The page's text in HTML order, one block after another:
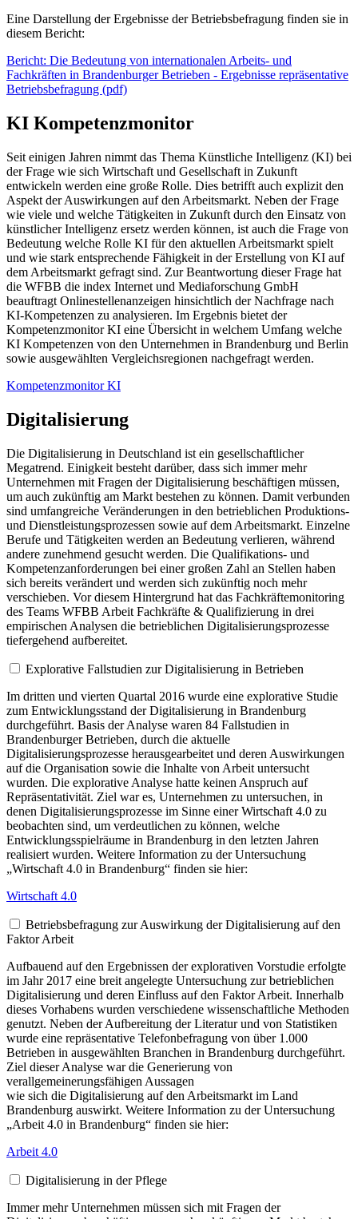
Eine Darstellung der Ergebnisse der Betriebsbefragung finden sie in
diesem Bericht:
Bericht: Die Bedeutung von internationalen Arbeits- und
Fachkräften in Brandenburger Betrieben - Ergebnisse repräsentative
Betriebsbefragung (pdf)
KI Kompetenzmonitor
Seit einigen Jahren nimmt das Thema Künstliche Intelligenz (KI) bei
der Frage wie sich Wirtschaft und Gesellschaft in Zukunft
entwickeln werden eine große Rolle. Dies betrifft auch explizit den
Aspekt der Auswirkungen auf den Arbeitsmarkt. Neben der Frage
wie viele und welche Tätigkeiten in Zukunft durch den Einsatz von
künstlicher Intelligenz ersetz werden können, ist auch die Frage von
Bedeutung welche Rolle KI für den aktuellen Arbeitsmarkt spielt
und wie stark entsprechende Fähigkeit in der Erstellung von KI auf
dem Arbeitsmarkt gefragt sind. Zur Beantwortung dieser Frage hat
die WFBB die index Internet und Mediaforschung GmbH
beauftragt Onlinestellenanzeigen hinsichtlich der Nachfrage nach
KI-Kompetenzen zu analysieren. Im Ergebnis bietet der
Kompetenzmonitor KI eine Übersicht in welchem Umfang welche
KI Kompetenzen von den Unternehmen in Brandenburg und Berlin
sowie ausgewählten Vergleichsregionen nachgefragt werden.
Kompetenzmonitor KI
Digitalisierung
Die Digitalisierung in Deutschland ist ein gesellschaftlicher
Megatrend. Einigkeit besteht darüber, dass sich immer mehr
Unternehmen mit Fragen der Digitalisierung beschäftigen müssen,
um auch zukünftig am Markt bestehen zu können. Damit verbunden
sind umfangreiche Veränderungen in den betrieblichen Produktions-
und Dienstleistungsprozessen sowie auf dem Arbeitsmarkt. Einzelne
Berufe und Tätigkeiten werden an Bedeutung verlieren, während
andere zunehmend gesucht werden. Die Qualifikations- und
Kompetenzanforderungen bei einer großen Zahl an Stellen haben
sich bereits verändert und werden sich zukünftig noch mehr
verschieben. Vor diesem Hintergrund hat das Fachkräftemonitoring
des Teams WFBB Arbeit Fachkräfte & Qualifizierung in drei
empirischen Analysen die betrieblichen Digitalisierungsprozesse
tiefergehend aufbereitet.
Explorative Fallstudien zur Digitalisierung in Betrieben
Im dritten und vierten Quartal 2016 wurde eine explorative Studie
zum Entwicklungsstand der Digitalisierung in Brandenburg
durchgeführt. Basis der Analyse waren 84 Fallstudien in
Brandenburger Betrieben, durch die aktuelle
Digitalisierungsprozesse herausgearbeitet und deren Auswirkungen
auf die Organisation sowie die Inhalte von Arbeit untersucht
wurden. Die explorative Analyse hatte keinen Anspruch auf
Repräsentativität. Ziel war es, Unternehmen zu untersuchen, in
denen Digitalisierungsprozesse im Sinne einer Wirtschaft 4.0 zu
beobachten sind, um verdeutlichen zu können, welche
Entwicklungsspielräume in Brandenburg in den letzten Jahren
realisiert wurden. Weitere Information zu der Untersuchung
„Wirtschaft 4.0 in Brandenburg“ finden sie hier:
Wirtschaft 4.0
Betriebsbefragung zur Auswirkung der Digitalisierung auf den
Faktor Arbeit
Aufbauend auf den Ergebnissen der explorativen Vorstudie erfolgte
im Jahr 2017 eine breit angelegte Untersuchung zur betrieblichen
Digitalisierung und deren Einfluss auf den Faktor Arbeit. Innerhalb
dieses Vorhabens wurden verschiedene wissenschaftliche Methoden
genutzt. Neben der Aufbereitung der Literatur und von Statistiken
wurde eine repräsentative Telefonbefragung von über 1.000
Betrieben in ausgewählten Branchen in Brandenburg durchgeführt.
Ziel dieser Analyse war die Generierung von
verallgemeinerungsfähigen Aussagen
wie sich die Digitalisierung auf den Arbeitsmarkt im Land
Brandenburg auswirkt. Weitere Information zu der Untersuchung
„Arbeit 4.0 in Brandenburg“ finden sie hier:
Arbeit 4.0
Digitalisierung in der Pflege
Immer mehr Unternehmen müssen sich mit Fragen der